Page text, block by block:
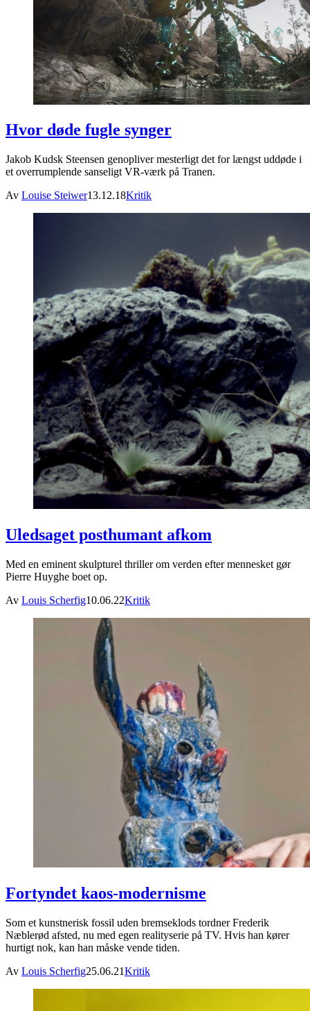
Hvor døde fugle synger
Jakob Kudsk Steensen genopliver mesterligt det for længst uddøde i
et overrumplende sanseligt VR-værk på Tranen.
Av Louise Steiwer13.12.18Kritik
Uledsaget posthumant afkom
Med en eminent skulpturel thriller om verden efter mennesket gør
Pierre Huyghe boet op.
Av Louis Scherfig10.06.22Kritik
Fortyndet kaos-modernisme
Som et kunstnerisk fossil uden bremseklods tordner Frederik
Næblerød afsted, nu med egen realityserie på TV. Hvis han kører
hurtigt nok, kan han måske vende tiden.
Av Louis Scherfig25.06.21Kritik